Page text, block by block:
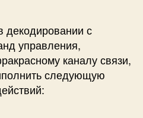
декодировании с
управления,
каналу связи,
следующую